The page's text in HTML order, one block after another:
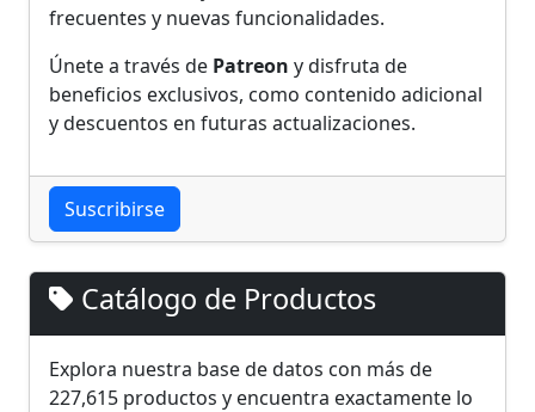
frecuentes y nuevas funcionalidades.
Únete a través de Patreon y disfruta de
beneficios exclusivos, como contenido adicional
y descuentos en futuras actualizaciones.
Suscribirse
Catálogo de Productos
Explora nuestra base de datos con más de
227,615 productos y encuentra exactamente lo